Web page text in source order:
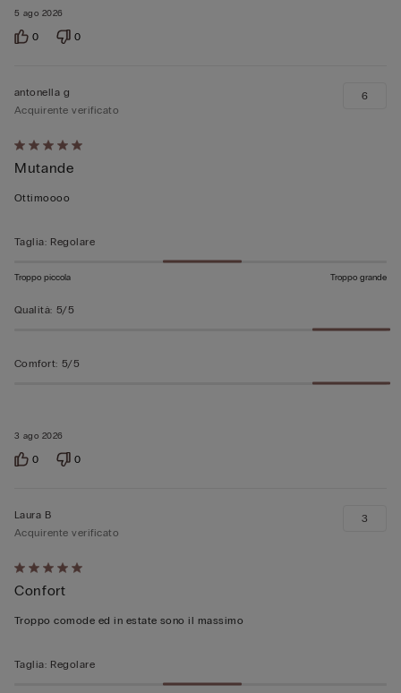
5 ago 2026
0 0
Valutato
5
su
3 ago 2026
antonella g
Acquirente verificato
Mutande
Ottimoooo
6
Taglia: Regolare
Troppo piccola Troppo grande
Qualità: 5/5
Comfort: 5/5
0 0
Valutato
5
su
Laura B
Acquirente verificato
Confort
Troppo comode ed in estate sono il massimo
3
Taglia: Regolare